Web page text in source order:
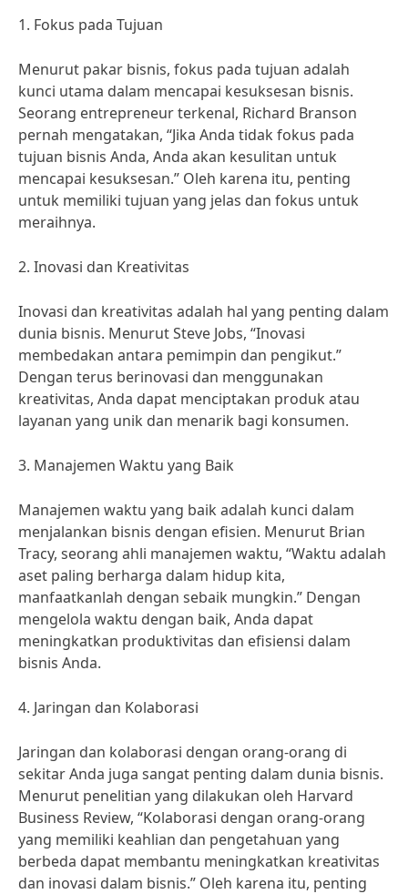
1. Fokus pada Tujuan
Menurut pakar bisnis, fokus pada tujuan adalah
kunci utama dalam mencapai kesuksesan bisnis.
Seorang entrepreneur terkenal, Richard Branson
pernah mengatakan, “Jika Anda tidak fokus pada
tujuan bisnis Anda, Anda akan kesulitan untuk
mencapai kesuksesan.” Oleh karena itu, penting
untuk memiliki tujuan yang jelas dan fokus untuk
meraihnya.
2. Inovasi dan Kreativitas
Inovasi dan kreativitas adalah hal yang penting dalam
dunia bisnis. Menurut Steve Jobs, “Inovasi
membedakan antara pemimpin dan pengikut.”
Dengan terus berinovasi dan menggunakan
kreativitas, Anda dapat menciptakan produk atau
layanan yang unik dan menarik bagi konsumen.
3. Manajemen Waktu yang Baik
Manajemen waktu yang baik adalah kunci dalam
menjalankan bisnis dengan efisien. Menurut Brian
Tracy, seorang ahli manajemen waktu, “Waktu adalah
aset paling berharga dalam hidup kita,
manfaatkanlah dengan sebaik mungkin.” Dengan
mengelola waktu dengan baik, Anda dapat
meningkatkan produktivitas dan efisiensi dalam
bisnis Anda.
4. Jaringan dan Kolaborasi
Jaringan dan kolaborasi dengan orang-orang di
sekitar Anda juga sangat penting dalam dunia bisnis.
Menurut penelitian yang dilakukan oleh Harvard
Business Review, “Kolaborasi dengan orang-orang
yang memiliki keahlian dan pengetahuan yang
berbeda dapat membantu meningkatkan kreativitas
dan inovasi dalam bisnis.” Oleh karena itu, penting